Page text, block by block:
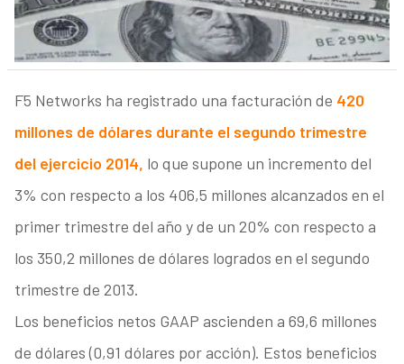
F5 Networks ha registrado una facturación de 420
millones de dólares durante el segundo trimestre
del ejercicio 2014, lo que supone un incremento del
3% con respecto a los 406,5 millones alcanzados en el
primer trimestre del año y de un 20% con respecto a
los 350,2 millones de dólares logrados en el segundo
trimestre de 2013.
Los beneficios netos GAAP ascienden a 69,6 millones
de dólares (0,91 dólares por acción). Estos beneficios